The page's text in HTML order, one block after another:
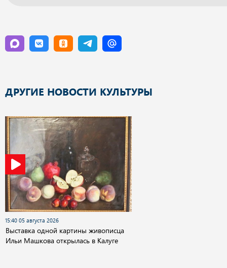
ДРУГИЕ НОВОСТИ КУЛЬТУРЫ
15:40 05 августа 2026
Выставка одной картины живописца
Ильи Машкова открылась в Калуге